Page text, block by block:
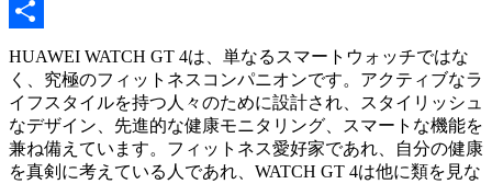
Copy
Link
Share
HUAWEI WATCH GT 4は、単なるスマートウォッチではな
く、究極のフィットネスコンパニオンです。アクティブなラ
イフスタイルを持つ人々のために設計され、スタイリッシュ
なデザイン、先進的な健康モニタリング、スマートな機能を
兼ね備えています。フィットネス愛好家であれ、自分の健康
を真剣に考えている人であれ、WATCH GT 4は他に類を見な